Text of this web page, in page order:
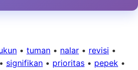
• tuman • nalar • revisi •
• signifikan • prioritas • pepek •